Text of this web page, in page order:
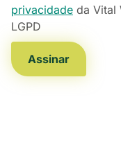
privacidade da Vital
LGPD
Assinar